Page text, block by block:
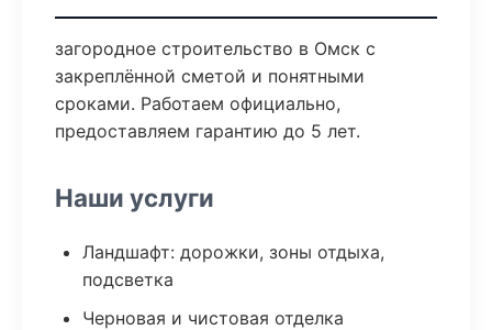
загородное строительство в Омск с
закреплённой сметой и понятными
сроками. Работаем официально,
предоставляем гарантию до 5 лет.
Наши услуги
Ландшафт: дорожки, зоны отдыха,
подсветка
Черновая и чистовая отделка